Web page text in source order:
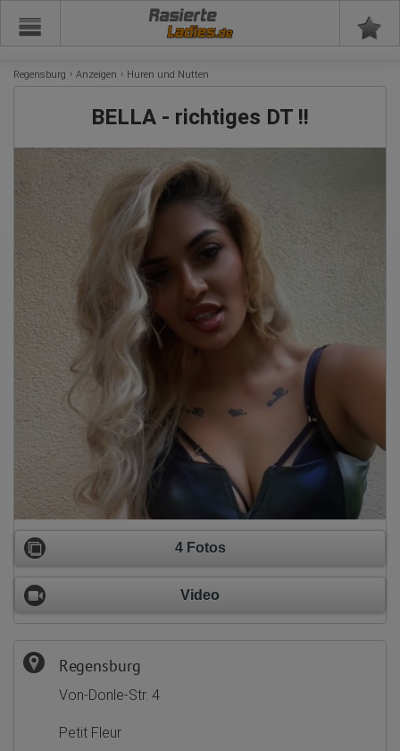
Rasierte
Regensburg Anzeigen Huren und Nutten
BELLA - richtiges DT !!
4 Fotos
Video
Regensburg
Von-Donle-Str. 4
Petit Fleur